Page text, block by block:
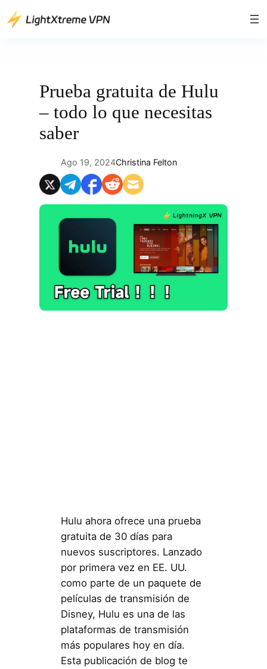
Saltar
Prueba gratuita de Hulu
– todo lo que necesitas
saber
Ago 19, 2024Christina Felton
Hulu ahora ofrece una prueba
gratuita de 30 días para
nuevos suscriptores. Lanzado
por primera vez en EE. UU.
como parte de un paquete de
películas de transmisión de
Disney, Hulu es una de las
plataformas de transmisión
más populares hoy en día.
Esta publicación de blog te